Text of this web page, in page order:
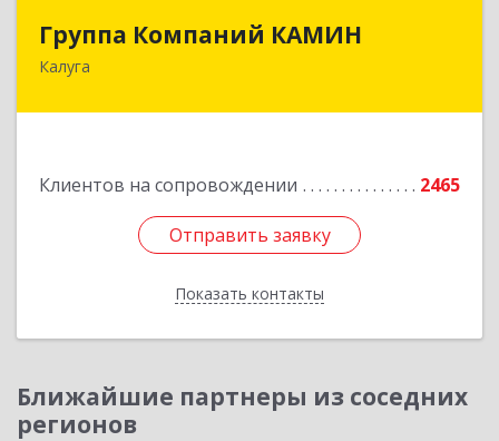
Группа Компаний КАМИН
Калуга
Клиентов на сопровождении 2465
Отправить заявку
Показать контакты
Группа Компаний КАМИН
248023, Калужская обл, Калуга г, Теренинский
Отправить заявку
Назад
Ближайшие партнеры из соседних
регионов